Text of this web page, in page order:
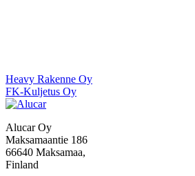
Artikkelien
selaus
Heavy Rakenne Oy
FK-Kuljetus Oy
Alucar Oy
Maksamaantie 186
66640 Maksamaa,
Finland